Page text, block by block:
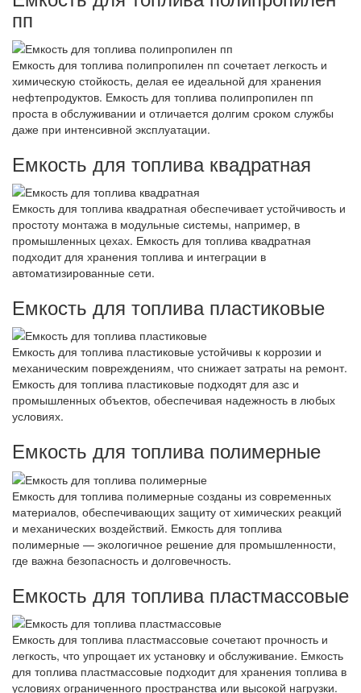
пп
Емкость для топлива полипропилен пп сочетает легкость и
химическую стойкость, делая ее идеальной для хранения
нефтепродуктов. Емкость для топлива полипропилен пп
проста в обслуживании и отличается долгим сроком службы
даже при интенсивной эксплуатации.
Емкость для топлива квадратная
Емкость для топлива квадратная обеспечивает устойчивость и
простоту монтажа в модульные системы, например, в
промышленных цехах. Емкость для топлива квадратная
подходит для хранения топлива и интеграции в
автоматизированные сети.
Емкость для топлива пластиковые
Емкость для топлива пластиковые устойчивы к коррозии и
механическим повреждениям, что снижает затраты на ремонт.
Емкость для топлива пластиковые подходят для азс и
промышленных объектов, обеспечивая надежность в любых
условиях.
Емкость для топлива полимерные
Емкость для топлива полимерные созданы из современных
материалов, обеспечивающих защиту от химических реакций
и механических воздействий. Емкость для топлива
полимерные — экологичное решение для промышленности,
где важна безопасность и долговечность.
Емкость для топлива пластмассовые
Емкость для топлива пластмассовые сочетают прочность и
легкость, что упрощает их установку и обслуживание. Емкость
для топлива пластмассовые подходит для хранения топлива в
условиях ограниченного пространства или высокой нагрузки.